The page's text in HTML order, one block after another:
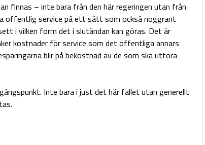
finnas – inte bara från den här regeringen utan från
offentlig service på ett sätt som också noggrant
i vilken form det i slutändan kan göras. Det är
kostnader för service som det offentliga annars
blir på bekostnad av de som ska utföra
Inte bara i just det här fallet utan generellt